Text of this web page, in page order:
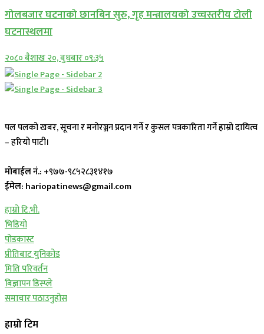
गोलबजार घटनाको छानबिन सुरु, गृह मन्त्रालयको उच्चस्तरीय टोली
घटनास्थलमा
२०८० बैशाख २०, बुधबार ०९:३५
पल पलको खबर, सूचना र मनोरञ्जन प्रदान गर्ने र कुसल पत्रकारिता गर्ने हाम्रो दायित्व
– हरियो पाटी।
मोबाईल नं.: +९७७-९८५२८३१४१७
ईमेल: hariopatinews@gmail.com
हाम्रो टि.भी.
भिडियो
पोडकास्ट
प्रीतिबाट युनिकोड
मिति परिवर्तन
बिज्ञापन डिस्प्ले
समाचार पठाउनुहोस
हाम्रो टिम